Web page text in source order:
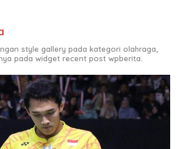
style gallery pada kategori olahraga,
pada widget recent post wpberita.